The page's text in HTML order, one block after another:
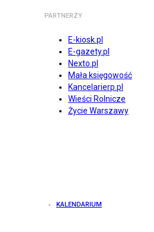
PARTNERZY
E-kiosk.pl
E-gazety.pl
Nexto.pl
Mała księgowość
Kancelarierp.pl
Wieści Rolnicze
Życie Warszawy
KALENDARIUM